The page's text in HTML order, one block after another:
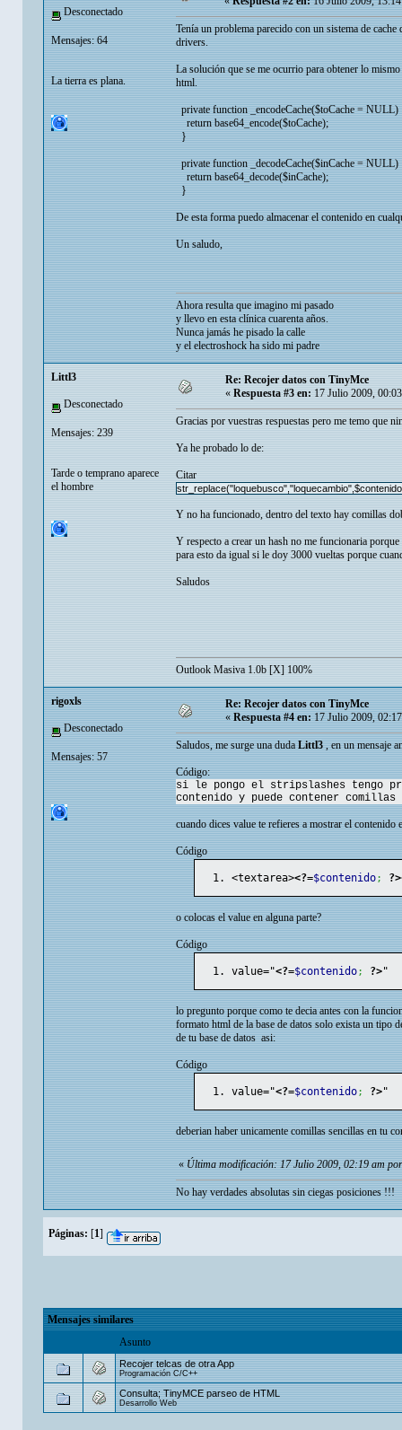
Desconectado
Mensajes: 64
La tierra es plana.
Tenía un problema parecido con un sistema de
drivers.
La solución que se me ocurrio para obtener lo
html.
private function _encodeCache($toCache =
return base64_encode($toCache);
}
private function _decodeCache($inCache =
return base64_decode($inCache);
}
De esta forma puedo almacenar el contenido en
Un saludo,
Ahora resulta que imagino mi pasado
y llevo en esta clínica cuarenta años.
Nunca jamás he pisado la calle
y el electroshock ha sido mi padre
Littl3
Desconectado
Mensajes: 239
Tarde o temprano aparece
el hombre
Re: Recojer datos con TinyMce
« Respuesta #3 en: 17 Julio 2009,
Gracias por vuestras respuestas pero me temo que
Ya he probado lo de:
Citar
Y no ha funcionado, dentro del texto hay comillas
Y respecto a crear un hash no me funcionaria
para esto da igual si le doy 3000 vueltas porque
Saludos
Outlook Masiva 1.0b [X] 100%
rigoxls
Desconectado
Mensajes: 57
Re: Recojer datos con TinyMce
«Respuesta #4 en:17 Julio 2009,
Saludos, me surge una dudaLittl3, en un mensaje
Código:
si le pongo el stripslashes tengo
contenido y puede contener
cuando dices value te refieres a mostrar el contenido
Código
<textarea><?=$contenido; ?>
o colocas el value en alguna parte?
Código
value="<?=$contenido; ?>"
lo pregunto porque como te decia antes con la
formato html de la base de datos solo exista un tipo
de tu base de datos asi:
Código
value="<?=$contenido; ?>"
deberian haber unicamente comillas sencillas en tu
«Última modificación: 17 Julio 2009, 02:19 am
No hay verdades absolutas sin ciegas posiciones !!!
Páginas: [1]
Mensajes similares
Asunto
Recojer telcas de otra App
Programación C/C++
Consulta; TinyMCE parseo de HTML
Desarrollo Web